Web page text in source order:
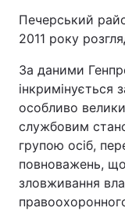
Печерський
2011 року
За даними
особливо
службовим
групою осіб,
повноважень,
зловживання